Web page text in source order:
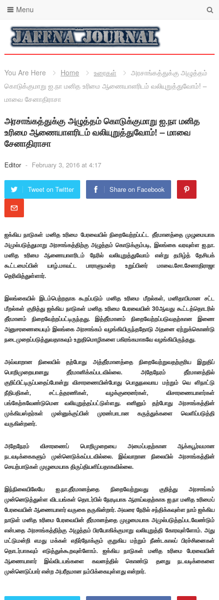
Menu
You Are Here Home உரைகள்
அரசாங்கத்துக்கு அழுத்தம்
கொடுக்குமாறு ஐ.நா மனித உரிமை ஆணையாளரிடம் வலியுறுத்துவோம்! –
மாவை சேனாதிராசா
அரசாங்கத்துக்கு அழுத்தம் கொடுக்குமாறு ஐ.நா மனித
உரிமை ஆணையாளரிடம் வலியுறுத்துவோம்! – மாவை
சேனாதிராசா
Editor - February 3, 2016 at 4:17
Tweet on Twitter Share on Facebook
ஐக்கிய நாடுகள் மனித உரிமை பேரவையில் நிறைவேற்றப்பட்ட தீர்மானத்தை முழுமையாக
அமுல்படுத்துமாறு அரசாங்கத்திற்கு அழுத்தம் கொடுக்கும்படி, இலங்கை வரவுள்ள ஐ.நா.
மனித உரிமை ஆணையாளரிடம் நேரில் வலியுறுத்துவோம் என்று தமிழ்த் தேசியக்
கூட்டமைப்பின் யாழ்.மாவட்ட பாராளுமன்ற உறுப்பினர் மாவை.சோ.சேனாதிராஜா
தெரிவித்துள்ளார்.
இலங்கையில் இடம்பெற்றதாக கூறப்படும் மனித உரிமை மீறல்கள், மனிதாபிமான சட்ட
மீறல்கள் குறித்து ஐக்கிய நாடுகள் மனித உரிமை பேரவையின் 30ஆவது கூட்டத்தொடரில்
தீர்மானம் நிறைவேற்றப்பட்டிருந்தது. இத்தீர்மானம் நிறைவேற்றப்படுவதற்கான இணை
அனுசரணையையும் இலங்கை அரசாங்கம் வழங்கியிருந்ததோடு அதனை ஏற்றுக்கொண்டு
நடைமுறைப்படுத்துவதாகவும் உறுதிமொழிகளை பகிரங்கமாகவே வழங்கியிருந்தது.
அவ்வாறான நிலையில் தற்போது அத்தீர்மானத்தை நிறைவேற்றுவதற்குரிய இறுதிப்
பொறிமுறையானது தீர்மானிக்கப்படவில்லை. அதேநேரம் தீர்மானத்தில்
குறிப்பிட்டிருப்பதைப்போன்று விசாரணையின்போது பொதுநலவாய மற்றும் வெ ளிநாட்டு
நீதிபதிகள், சட்டத்தரணிகள், வழக்குரைனர்கள், விசாரணையாளர்கள்
பங்கேற்கவேண்டுமென வலியுறுத்தப்பட்டுள்ளது. எனினும் தற்போது அரசாங்கத்தின்
முக்கியஸ்தர்கள் முன்னுக்குப்பின் முரண்பாடான கருத்துக்களை வெளிப்படுத்தி
வருகின்றனர்.
அதேநேரம் விசாரணைப் பொறிமுறையை அமைப்பதற்கான ஆக்கபூர்வமான
நடவடிக்கைகளும் முன்னெடுக்கப்படவில்லை. இவ்வாறான நிலையில் அரசாங்கத்தின்
செயற்பாடுகள் முழுமையாக திருப்தியளிப்பதாகவில்லை.
இந்நிலையிலேயே ஐ.நா.தீர்மானத்தை நிறைவேற்றுவது குறித்து அரசாங்கம்
முன்னெடுத்துள்ள விடயங்கள் தொடர்பில் நேரடியாக ஆராய்வதற்காக ஐ.நா மனித உரிமைப்
பேரவையின் ஆணையாளர் வருகை தருகின்றார். அவரை நேரில் சந்திக்கவுள்ள நாம் ஐக்கிய
நாடுள் மனித உரிமை பேரவையின் தீர்மானத்தை முழுமையாக அமுல்படுத்தப்படவேண்டும்
என்பதை அரசாங்கத்திற்கு அழுத்தம் பிரயோகிக்குமாறு வலியுறுத்தி கோரவுள்ளோம். அது
மட்டுமன்றி எமது மக்கள் எதிர்நோக்கும் குறுகிய மற்றும் நீண்டகாலப் பிரச்சினைகள்
தொடர்பாகவும் எடுத்துக்கூறவுள்ளோம். ஐக்கிய நாடுகள் மனித உரிமை பேரவையின்
ஆணையாளர் இவ்விடயங்களை கவனத்தில் கொண்டு தனது நடவடிக்கைளை
முன்னெடுப்பார் என்ற அபரீதமான நம்பிக்கையுள்ளது என்றார்.